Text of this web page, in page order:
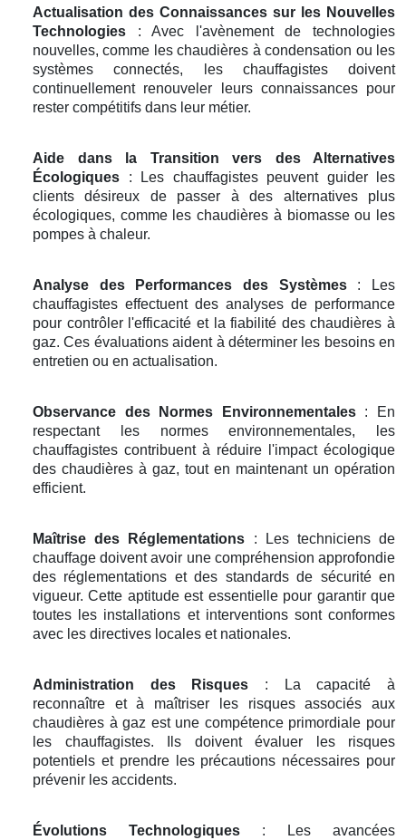
Actualisation des Connaissances sur les Nouvelles
Technologies : Avec l'avènement de technologies
nouvelles, comme les chaudières à condensation ou les
systèmes connectés, les chauffagistes doivent
continuellement renouveler leurs connaissances pour
rester compétitifs dans leur métier.
Aide dans la Transition vers des Alternatives
Écologiques : Les chauffagistes peuvent guider les
clients désireux de passer à des alternatives plus
écologiques, comme les chaudières à biomasse ou les
pompes à chaleur.
Analyse des Performances des Systèmes: Les
chauffagistes effectuent des analyses de performance
pour contrôler l'efficacité et la fiabilité des chaudières à
gaz. Ces évaluations aident à déterminer les besoins en
entretien ou en actualisation.
Observance des Normes Environnementales: En
respectant les normes environnementales, les
chauffagistes contribuent à réduire l'impact écologique
des chaudières à gaz, tout en maintenant un opération
efficient.
Maîtrise des Réglementations : Les techniciens de
chauffage doivent avoir une compréhension approfondie
des réglementations et des standards de sécurité en
vigueur. Cette aptitude est essentielle pour garantir que
toutes les installations et interventions sont conformes
avec les directives locales et nationales.
Administration des Risques : La capacité à
reconnaître et à maîtriser les risques associés aux
chaudières à gaz est une compétence primordiale pour
les chauffagistes. Ils doivent évaluer les risques
potentiels et prendre les précautions nécessaires pour
prévenir les accidents.
Évolutions Technologiques : Les avancées